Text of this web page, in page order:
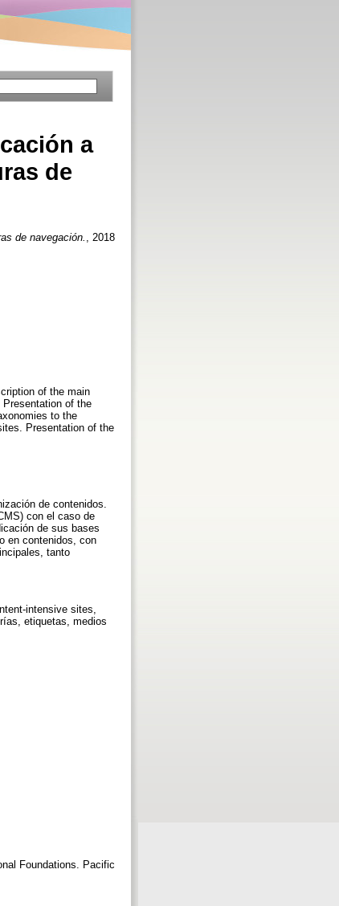
a
de
de navegación.
, 2018
of the main
of the
to the
Presentation of the
de contenidos.
con el caso de
de sus bases
en contenidos, con
tanto
intensive sites,
etiquetas, medios
Foundations. Pacific